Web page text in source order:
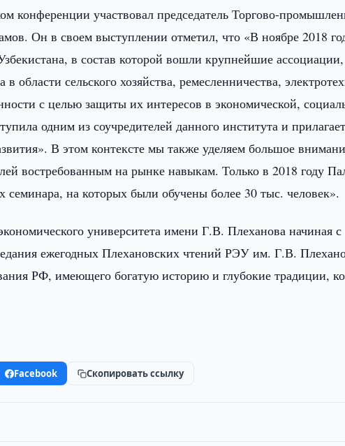
конференции участвовал председатель Торгово-
Он в своем выступлении отметил, что «В ноябре 2018
в состав которой вошли крупнейшие ассоциации,
области сельского хозяйства, ремесленничества,
с целью защиты их интересов в экономической,
одним из соучредителей данного института и
В этом контексте мы также уделяем большое
востребованным на рынке навыкам. Только в 2018 году
семинара, на которых были обучены более 30 тыс. человек».
университета имени Г.В. Плеханова начиная с
ежегодных Плехановских чтений РЭУ им. Г.В.
РФ, имеющего богатую историю и глубокие традиции,
Facebook Скопировать ссылку